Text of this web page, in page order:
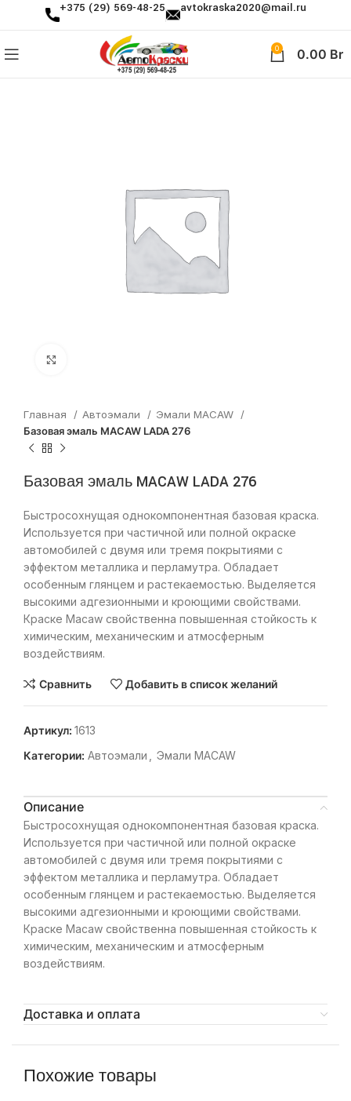
+375 (29) 569-48-25 avtokraska2020@mail.ru
0 0.00 Br
Главная Автоэмали
Эмали MACAW
Базовая эмаль MACAW LADA 276
Базовая эмаль MACAW LADA 276
Быстросохнущая однокомпонентная базовая краска.
Используется при частичной или полной окраске
автомобилей с двумя или тремя покрытиями с
эффектом металлика и перламутра. Обладает
особенным глянцем и растекаемостью. Выделяется
высокими адгезионными и кроющими свойствами.
Краске Macaw свойственна повышенная стойкость к
химическим, механическим и атмосферным
воздействиям.
Сравнить Добавить в список желаний
Артикул: 1613
Категории: Автоэмали Эмали MACAW
Описание
Быстросохнущая однокомпонентная базовая краска.
Используется при частичной или полной окраске
автомобилей с двумя или тремя покрытиями с
эффектом металлика и перламутра. Обладает
особенным глянцем и растекаемостью. Выделяется
высокими адгезионными и кроющими свойствами.
Краске Macaw свойственна повышенная стойкость к
химическим, механическим и атмосферным
воздействиям.
Доставка и оплата
Похожие товары